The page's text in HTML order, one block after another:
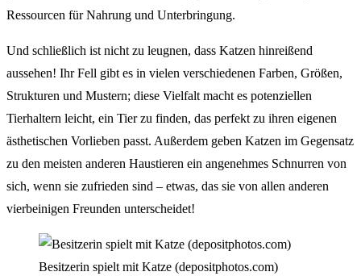
Ressourcen für Nahrung und Unterbringung.
Und schließlich ist nicht zu leugnen, dass Katzen hinreißend
aussehen! Ihr Fell gibt es in vielen verschiedenen Farben, Größen,
Strukturen und Mustern; diese Vielfalt macht es potenziellen
Tierhaltern leicht, ein Tier zu finden, das perfekt zu ihren eigenen
ästhetischen Vorlieben passt. Außerdem geben Katzen im Gegensatz
zu den meisten anderen Haustieren ein angenehmes Schnurren von
sich, wenn sie zufrieden sind – etwas, das sie von allen anderen
vierbeinigen Freunden unterscheidet!
Besitzerin spielt mit Katze (depositphotos.com)